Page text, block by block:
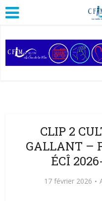
CLIP 2
GALLANT –
ÉCÎ
17 février 2026